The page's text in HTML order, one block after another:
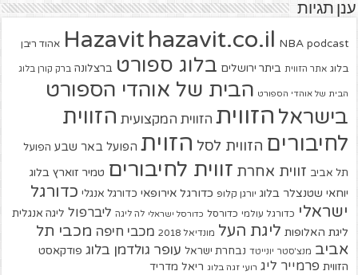
ענן תגיות
Hazavit hazavit.co.il NBA podcast אהוד ריבן
בלוג אתר הזווית ביתר ירושלים בלוג ספורט ברצלונה ברק קורן בלוג
הבית של אוהדי הספורט הבית של אוהדי הספורט
בישראל הזווית הזווית המקצועית הזווית
לחיבורים הזווית לסל הזוית הפועל באר שבע הפועל
תל אביב זווית אחרת זווית לחיבורים טמיר זוארץ בלוג
יוחאי שטנצלר בלוג יורגן קלופ כדורגל אירופאי כדורגל אנגלי כדורגל
ישראלי כדורגל עולמי כדורסל כדורסל ישראלי לה ליגה ליברפול ליגה אנגלית
ליגת האלופות ליגת העל מונדיאל 2018 מכבי חיפה מכבי תל
אביב מנצ'סטר יונייטד נבחרת ישראל עופר גולדמן בלוג פודקאסט
הזווית פרמייר ליג רועי זגה בלוג ריאל מדריד